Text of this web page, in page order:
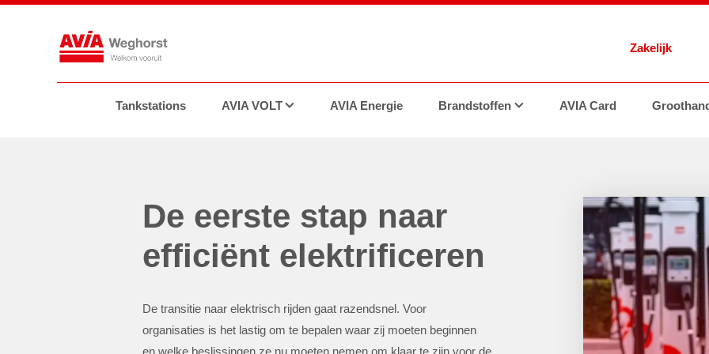
Zakelijk
Tankstations AVIA VOLT AVIA Energie Brandstoffen AVIA Card
Tankstations Brandstoffen
Transitiepartner Geschiedenis FAQ Contact
De eerste stap naar
efficiënt elektrificeren
De transitie naar elektrisch rijden gaat razendsnel. Voor
organisaties is het lastig om te bepalen waar zij moeten beginnen